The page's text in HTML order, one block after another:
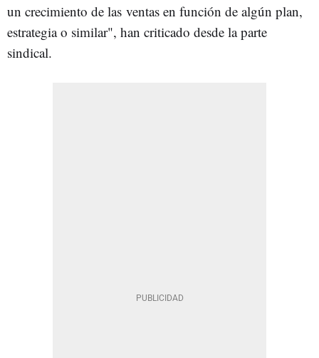
un crecimiento de las ventas en función de algún plan,
estrategia o similar", han criticado desde la parte
sindical.